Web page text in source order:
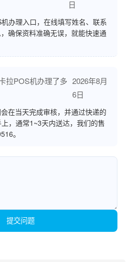
日
办理入口，在线填写姓名、联系
确保资料准确无误，就能快速通
拉POS机办理了多 2026年8月
6日
在当天完成审核，并通过快递的
，通常1~3天内送达，我们的售
。
提交问题